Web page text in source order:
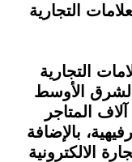
التجارية
التجارية
الأوسط
المتاجر
بالإضافة
الالكترونية